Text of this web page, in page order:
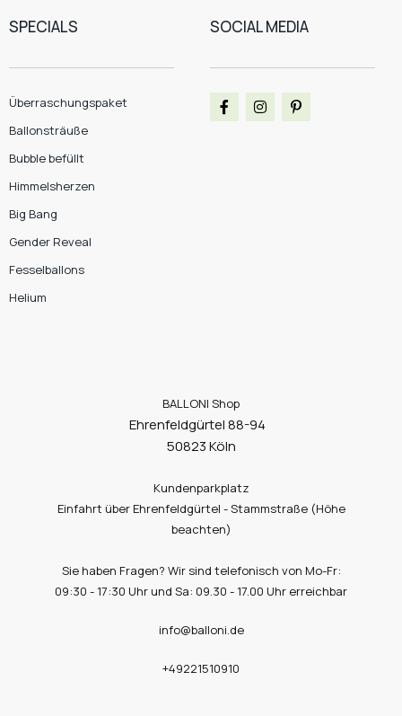
SPECIALS
Überraschungspaket
Ballonsträuße
Bubble befüllt
Himmelsherzen
Big Bang
Gender Reveal
Fesselballons
Helium
SOCIAL MEDIA
BALLONI Shop
Ehrenfeldgürtel 88-94
50823 Köln
Kundenparkplatz
Einfahrt über Ehrenfeldgürtel - Stammstraße (Höhe
beachten)
Sie haben Fragen? Wir sind telefonisch von Mo-Fr:
09:30 - 17:30 Uhr und Sa: 09.30 - 17.00 Uhr erreichbar
info@balloni.de
+49221510910